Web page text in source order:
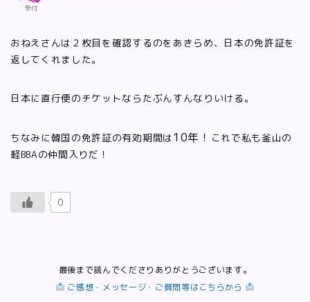
受付
おねえさんは２枚目を確認するのをあきらめ、日本の免許証を
返してくれました。
日本に直行便のチケットならたぶんすんなりいける。
ちなみに韓国の免許証の有効期間は 10年！ これで私も釜山の
軽BBAの仲間入りだ！
0
最後まで読んでくださりありがとうございます。
ご感想・メッセージ・ご質問等はこちらから